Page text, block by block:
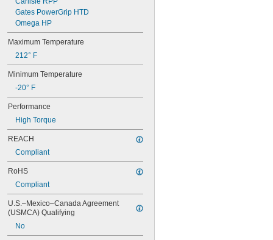
80XL031
80XL037
82MXL012
82MXL025
84MXL012
84MXL025
86L050
86L075
86L100
88MXL012
88MXL025
90MXL012
90MXL025
90XL025
90XL031
90XL037
90XL050
91MXL012
91MXL025
96MXL012
96MXL025
Gates PowerGrip HTD
Omega HP
Maximum Temperature
212° F
Minimum Temperature
-20° F
Performance
High Torque
REACH
Compliant
RoHS
Compliant
U.S.–Mexico–Canada Agreement
(USMCA) Qualifying
No